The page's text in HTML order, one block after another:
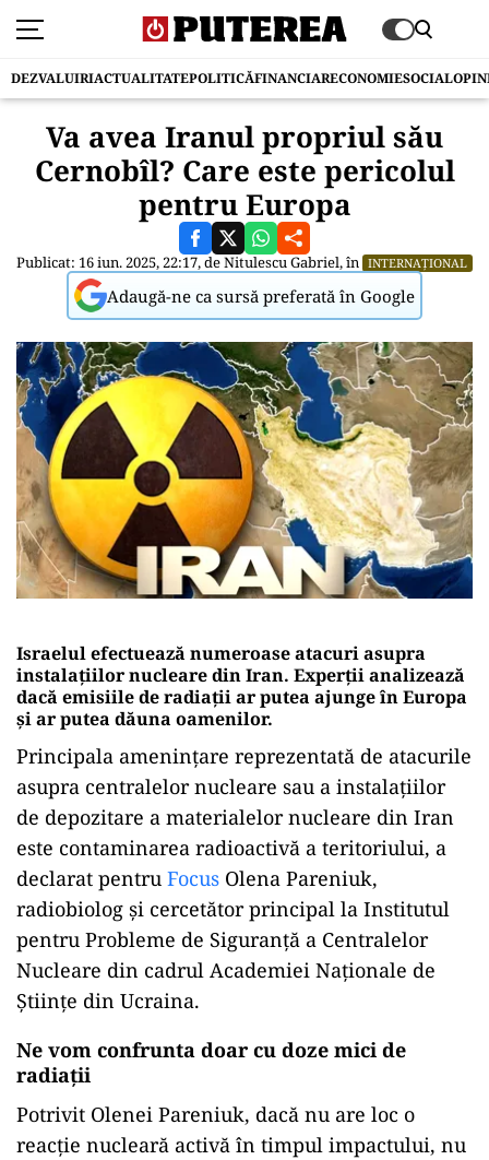
DEZVALUIRIACTUALITATEPOLITICĂFINANCIARECONOMIESOCIAL
Va avea Iranul propriul său
Cernobîl? Care este pericolul
pentru Europa
Publicat: 16 iun. 2025, 22:17, deNitulescu Gabriel, în INTERNAȚIONAL
Adaugă-ne ca sursă preferată în Google
Israelul efectuează numeroase atacuri asupra
instalațiilor nucleare din Iran. Experții analizează
dacă emisiile de radiații ar putea ajunge în Europa
și ar putea dăuna oamenilor.
Principala amenințare reprezentată de atacurile
asupra centralelor nucleare sau a instalațiilor
de depozitare a materialelor nucleare din Iran
este contaminarea radioactivă a teritoriului, a
declarat pentru Focus Olena Pareniuk,
radiobiolog și cercetător principal la Institutul
pentru Probleme de Siguranță a Centralelor
Nucleare din cadrul Academiei Naționale de
Științe din Ucraina.
Ne vom confrunta doar cu doze mici de
radiații
Potrivit Olenei Pareniuk, dacă nu are loc o
reacție nucleară activă în timpul impactului, nu